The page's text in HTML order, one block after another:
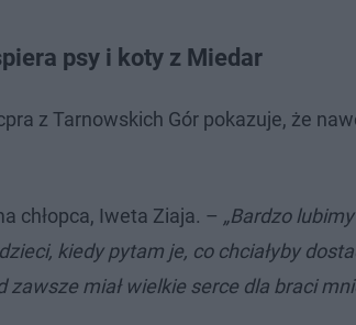
psy i koty z Miedar
z Tarnowskich Gór pokazuje, że
chłopca, Iweta Ziaja. – „Bardzo
kiedy pytam je, co chciałyby
miał wielkie serce dla braci